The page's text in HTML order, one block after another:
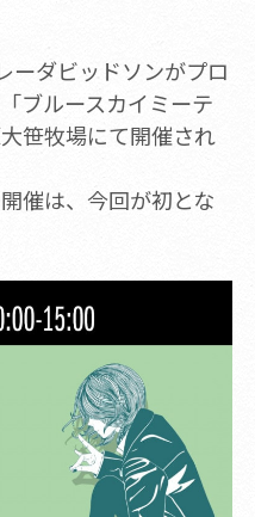
ーダビッドソンがプロ
ブルースカイミーテ
笹牧場にて開催され
催は、今回が初とな